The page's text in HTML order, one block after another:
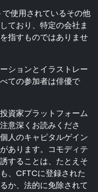
使用されているその他
ており、特定の会社ま
指すものではありませ
ションとイラストレー
ての参加者は俳優で
資家プラットフォーム
意深くお読みくださ
人のキャピタルゲイン
あります。コモディテ
することは、たとえそ
、CFTCに登録された
か、法的に免除されて